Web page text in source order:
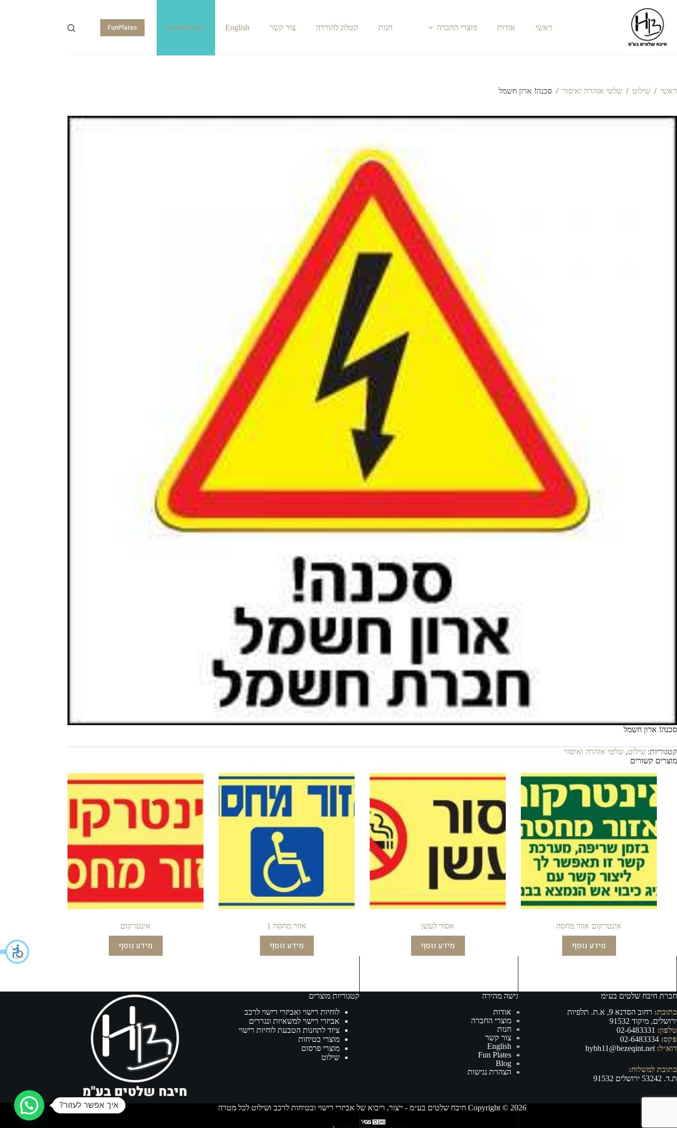
ראשי אודות מוצרי החברה חנות קטלוג להורדה צור קשר English
RollerPlates
FunPlates
Shopping
ראשי / שילוט / שלטי אזהרה ואיסור / סכנה! ארון חשמל
סכנה! ארון חשמל
קטגוריות: שילוט, שלטי אזהרה ואיסור
מוצרים קשורים
אינטרקום אזור מחסה
מידע נוסף
אסור לעשן
מידע נוסף
אזור מחסה 1
מידע נוסף
אינטרקום
מידע נוסף
חברת חיבח שלטים בע״מ
כתובת:
רחוב הסדנא 9, א.ת. תלפיות
ירושלים, מיקוד 91532
טלפון: 02-6483331
פקס:
דוא״ל: hybh11@bezeqint.net
כתובת למשלוח:
ת.ד. 53242 ירושלים 91532
גישה מהירה
אודות
מוצרי החברה
חנות
צור קשר
English
Fun Plates
Blog
הצהרת נגישות
קטגוריות מוצרים
לוחיות רישוי ואביזרי רישוי לרכב
אביזרי רישוי למשאיות ונגררים
ציוד לתחנות הטבעת לוחיות רישוי
מוצרי בטיחות
מוצרי פרסום
שילוט
Copyright © 2026 חיבח שלטים בע״מ - ייצור, וייבוא של אביזרי רישוי ובטיחות לרכב ושילוט לכל מטרה איך אפשר לעזור?